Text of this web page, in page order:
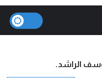
الراشد.